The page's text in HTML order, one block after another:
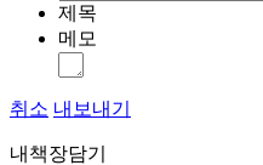
제목
메모
취소 내보내기
내책장담기